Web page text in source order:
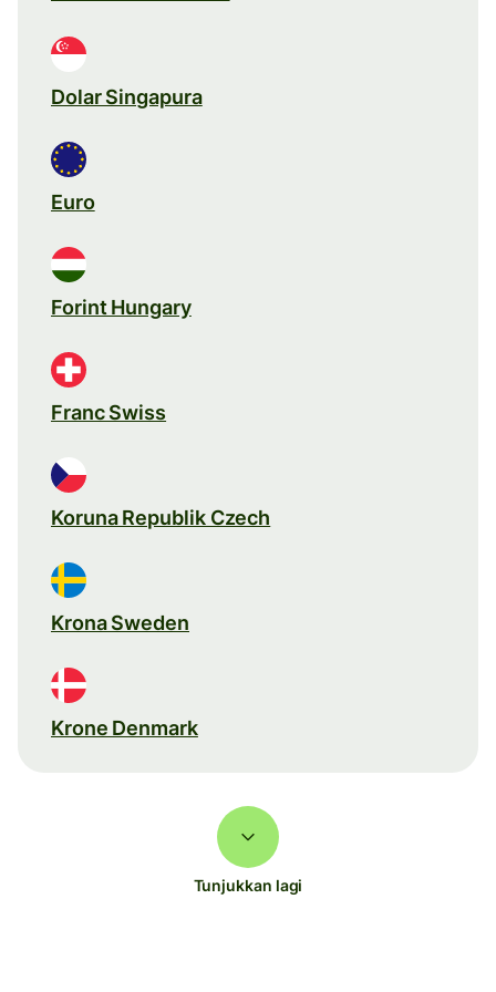
Dolar Singapura
Euro
Forint Hungary
Franc Swiss
Koruna Republik Czech
Krona Sweden
Krone Denmark
Tunjukkan lagi